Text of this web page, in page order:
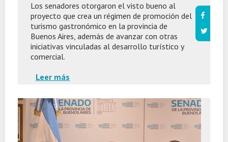
Los senadores otorgaron el visto bueno al
proyecto que crea un régimen de promoción del
turismo gastronómico en la provincia de
Buenos Aires, además de avanzar con otras
iniciativas vinculadas al desarrollo turístico y
comercial.
Leer más